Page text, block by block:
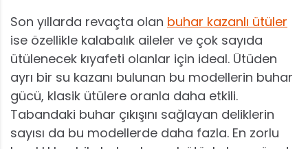
Son yıllarda revaçta olan buhar kazanlı ütüler
ise özellikle kalabalık aileler ve çok sayıda
ütülenecek kıyafeti olanlar için ideal. Ütüden
ayrı bir su kazanı bulunan bu modellerin buhar
gücü, klasik ütülere oranla daha etkili.
Tabandaki buhar çıkışını sağlayan deliklerin
sayısı da bu modellerde daha fazla. En zorlu